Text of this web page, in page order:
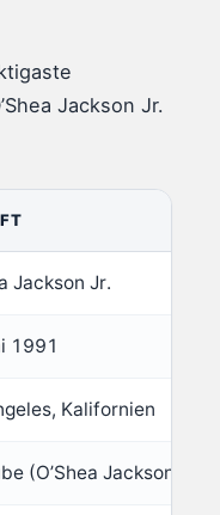
Jackson Jr.
Jackson Jr.
1991
Kalifornien
(O’Shea Jackson Sr.)